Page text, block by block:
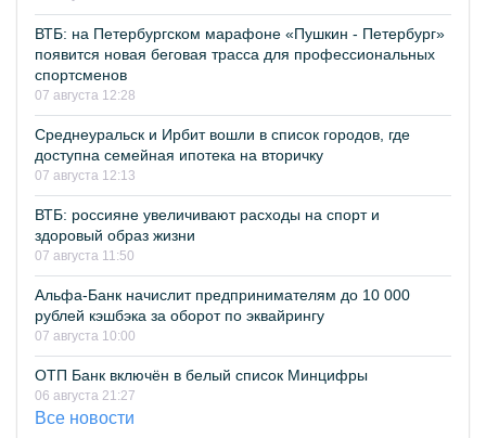
ВТБ: на Петербургском марафоне «Пушкин - Петербург»
появится новая беговая трасса для профессиональных
спортсменов
07 августа 12:28
Среднеуральск и Ирбит вошли в список городов, где
доступна семейная ипотека на вторичку
07 августа 12:13
ВТБ: россияне увеличивают расходы на спорт и
здоровый образ жизни
07 августа 11:50
Альфа-Банк начислит предпринимателям до 10 000
рублей кэшбэка за оборот по эквайрингу
07 августа 10:00
ОТП Банк включён в белый список Минцифры
06 августа 21:27
Все новости